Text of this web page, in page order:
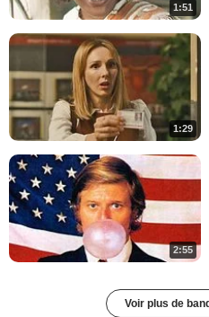
1:51
1:29
2:55
Voir plus de